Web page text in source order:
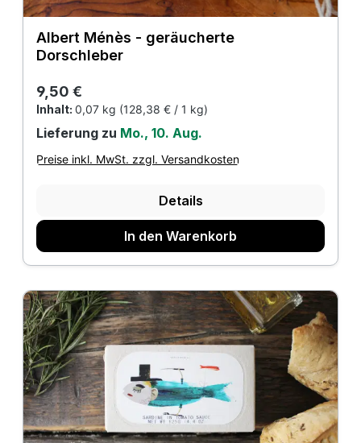
Albert Ménès - geräucherte
Dorschleber
Regulärer Preis:
9,50 €
Inhalt: 0,07 kg (128,38 € / 1 kg)
Lieferung zu Mo., 10. Aug.
Preise inkl. MwSt. zzgl. Versandkosten
Details
In den Warenkorb